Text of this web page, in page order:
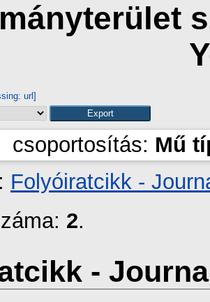
url]
csoportosítás: Mű
Folyóiratcikk -
2.
-